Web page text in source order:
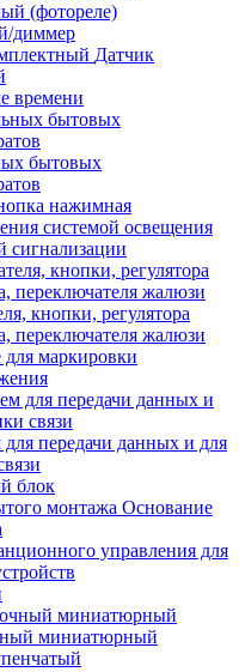
(фотореле)
диммер
Датчик
времени
бытовых
нажимная
системой освещения
сигнализации
кнопки, регулятора
переключателя жалюзи
маркировки
для передачи данных и для
блок
Основание
управления для
миниатюрный